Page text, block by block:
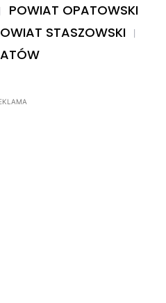
POWIAT OPATOWSKI
STASZOWSKI